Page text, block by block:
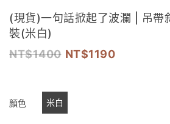
(現貨)一句話掀起了波瀾 | 吊帶
裝(米白)
1400
1190
顏色 米白